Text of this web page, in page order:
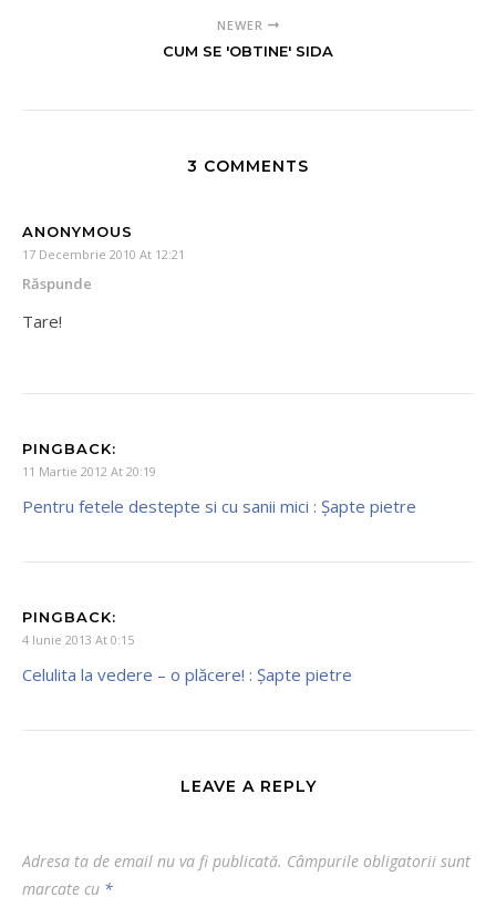
NEWER
CUM SE 'OBTINE' SIDA
3 COMMENTS
ANONYMOUS
17 Decembrie 2010 At 12:21
Răspunde
Tare!
PINGBACK:
11 Martie 2012 At 20:19
Pentru fetele destepte si cu sanii mici : Şapte pietre
PINGBACK:
4 Iunie 2013 At 0:15
Celulita la vedere – o plăcere! : Şapte pietre
LEAVE A REPLY
Adresa ta de email nu va fi publicată. Câmpurile obligatorii sunt
marcate cu *